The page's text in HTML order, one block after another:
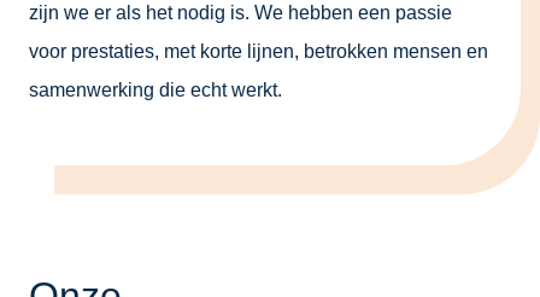
zijn we er als het nodig is. We hebben een passie
voor prestaties, met korte lijnen, betrokken mensen en
samenwerking die echt werkt.